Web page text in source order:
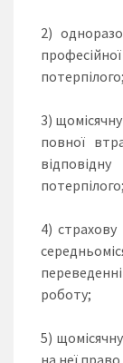
2)
потерпілого;
3)
повної
потерпілого;
4) страхову
роботу;
5)
на неї